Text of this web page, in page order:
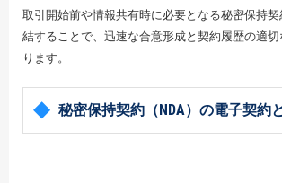
取引開始前や情報共有時に必要となる秘密保持
結することで、迅速な合意形成と契約履歴の適
ります。
秘密保持契約（NDA）の電子契約